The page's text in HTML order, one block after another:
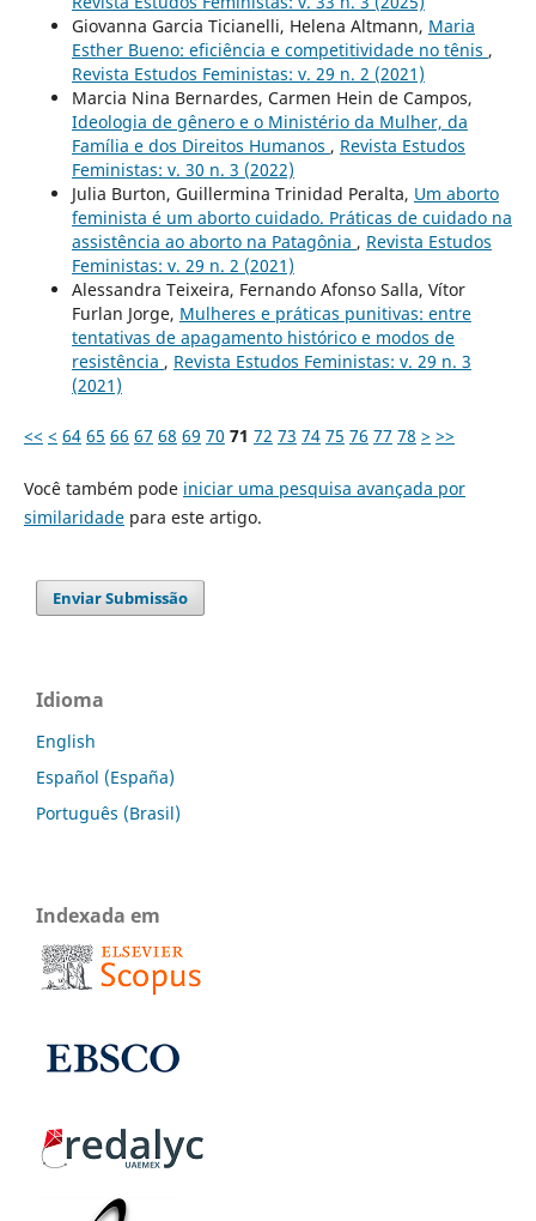
Giovanna Garcia Ticianelli, Helena Altmann, Maria
Esther Bueno: eficiência e competitividade no tênis ,
Revista Estudos Feministas: v. 29 n. 2 (2021)
Marcia Nina Bernardes, Carmen Hein de Campos,
Ideologia de gênero e o Ministério da Mulher, da
Família e dos Direitos Humanos , Revista Estudos
Feministas: v. 30 n. 3 (2022)
Julia Burton, Guillermina Trinidad Peralta, Um aborto
feminista é um aborto cuidado. Práticas de cuidado na
assistência ao aborto na Patagônia , Revista Estudos
Feministas: v. 29 n. 2 (2021)
Alessandra Teixeira, Fernando Afonso Salla, Vítor
Furlan Jorge, Mulheres e práticas punitivas: entre
tentativas de apagamento histórico e modos de
resistência , Revista Estudos Feministas: v. 29 n. 3
(2021)
<< < 64 65 66 67 68 69 70 71 72 73 74 75 76 77 78 > >>
Você também pode iniciar uma pesquisa avançada por
similaridadepara este artigo.
Enviar Submissão
Idioma
English
Español (España)
Português (Brasil)
Indexada em